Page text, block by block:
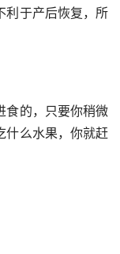
利于产后恢复，所
食的，只要你稍微
什么水果，你就赶